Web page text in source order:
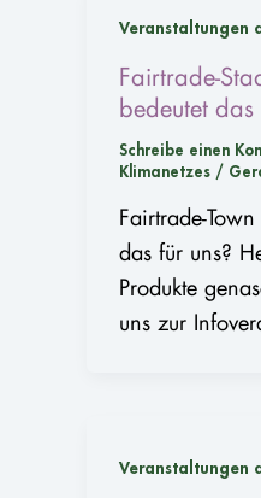
Veranstaltungen
Fairtrade-
bedeutet das
Schreibe einen
Klimanetzes /
Fairtrade-
das für uns?
Produkte
uns zur
Veranstaltungen